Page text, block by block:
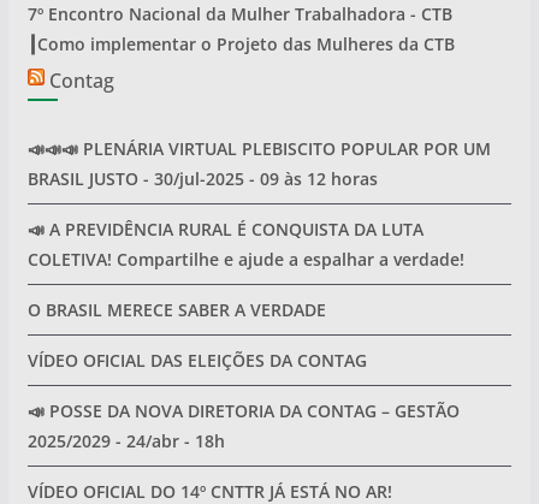
7º Encontro Nacional da Mulher Trabalhadora - CTB
┃Como implementar o Projeto das Mulheres da CTB
Contag
📣📣📣 PLENÁRIA VIRTUAL PLEBISCITO POPULAR POR UM
BRASIL JUSTO - 30/jul-2025 - 09 às 12 horas
📣 A PREVIDÊNCIA RURAL É CONQUISTA DA LUTA
COLETIVA! Compartilhe e ajude a espalhar a verdade!
O BRASIL MERECE SABER A VERDADE
VÍDEO OFICIAL DAS ELEIÇÕES DA CONTAG
📣 POSSE DA NOVA DIRETORIA DA CONTAG – GESTÃO
2025/2029 - 24/abr - 18h
VÍDEO OFICIAL DO 14º CNTTR JÁ ESTÁ NO AR!